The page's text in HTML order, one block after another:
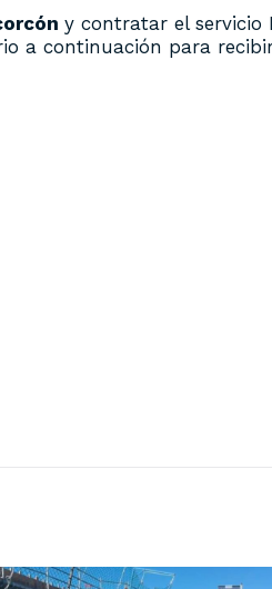
y contratar el servicio
a continuación para